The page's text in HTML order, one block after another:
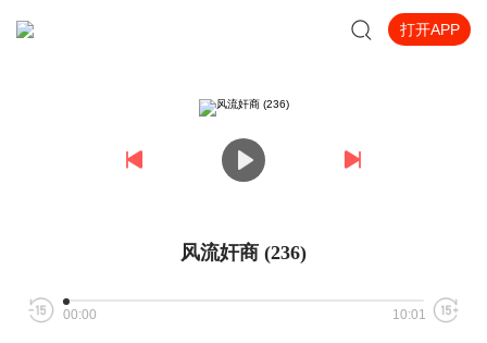
打开APP
风流奸商 (236)
00:00 10:01